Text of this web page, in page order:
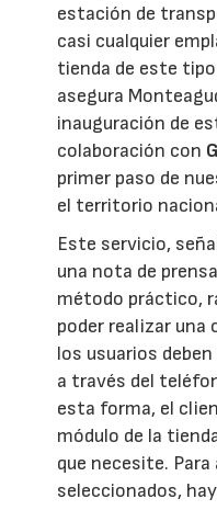
estación de
casi cualquier
tienda de este
asegura
inauguración de
colaboración con
primer paso de
el territorio
Este servicio,
una nota de
método práctico,
poder realizar una
los usuarios
a través del
esta forma, el
módulo de la
que necesite.
seleccionados,